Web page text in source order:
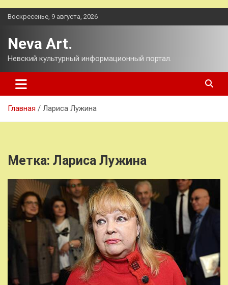
Перейти
Воскресенье, 9 августа, 2026
Neva Art.
Невский культурный информационный портал.
Главная Лариса Лужина
Метка: Лариса Лужина